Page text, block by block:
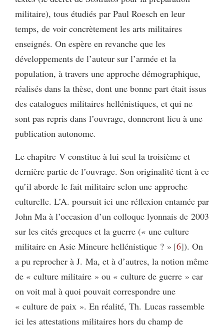
militaire), tous étudiés par Paul Roesch en leur
temps, de voir concrètement les arts militaires
enseignés. On espère en revanche que les
développements de l’auteur sur l’armée et la
population, à travers une approche démographique,
réalisés dans la thèse, dont une bonne part était issus
des catalogues militaires hellénistiques, et qui ne
sont pas repris dans l’ouvrage, donneront lieu à une
publication autonome.
Le chapitre V constitue à lui seul la troisième et
dernière partie de l’ouvrage. Son originalité tient à ce
qu’il aborde le fait militaire selon une approche
culturelle. L’A. poursuit ici une réflexion entamée par
John Ma à l’occasion d’un colloque lyonnais de 2003
sur les cités grecques et la guerre (« une culture
militaire en Asie Mineure hellénistique ? » 6 ). On
a pu reprocher à J. Ma, et à d’autres, la notion même
de « culture militaire » ou « culture de guerre » car
on voit mal à quoi pouvait correspondre une
« culture de paix ». En réalité, Th. Lucas rassemble
ici les attestations militaires hors du champ de